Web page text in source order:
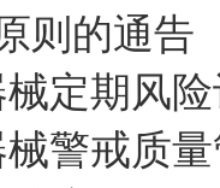
则的通告
定期风
警戒质